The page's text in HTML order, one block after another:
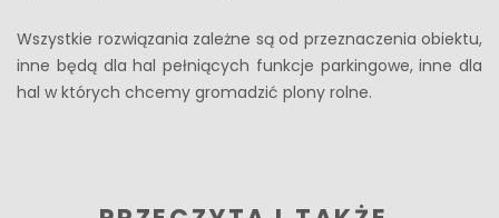
Wszystkie rozwiązania zależne są od przeznaczenia obiektu,
inne będą dla hal pełniących funkcje parkingowe, inne dla
hal w których chcemy gromadzić plony rolne.